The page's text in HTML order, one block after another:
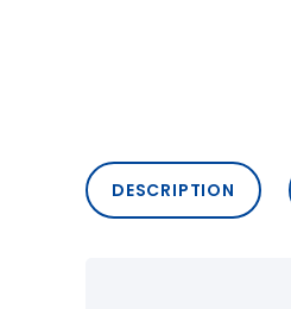
DESCRIPTION